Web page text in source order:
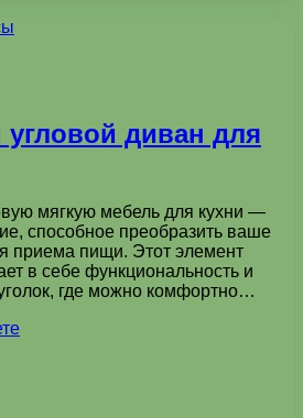
диван для
мягкую мебель для кухни —
способное преобразить ваше
приема пищи. Этот элемент
в себе функциональность и
где можно комфортно…